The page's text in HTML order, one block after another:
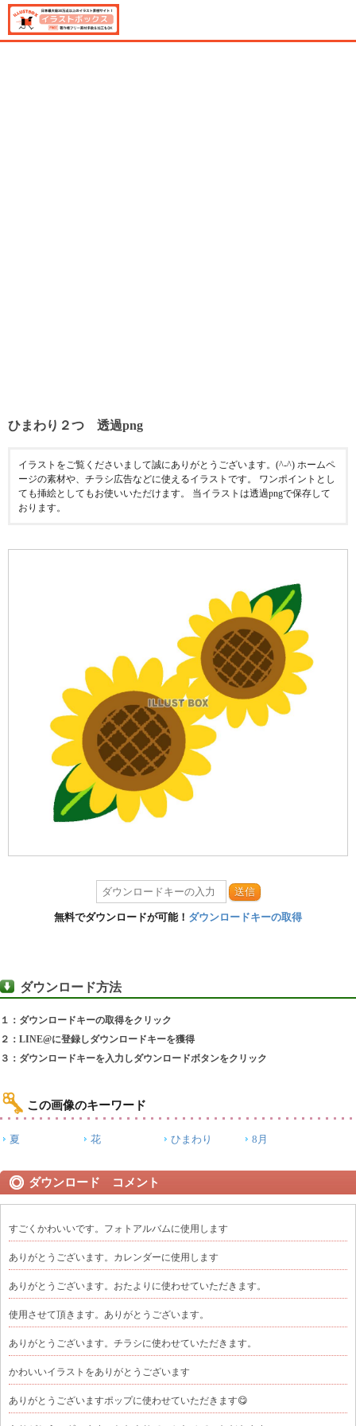
ひまわり２つ 透過png
イラストをご覧くださいまして誠にありがとうございます。(^-^) ホームペ
ージの素材や、チラシ広告などに使えるイラストです。 ワンポイントとし
ても挿絵としてもお使いいただけます。 当イラストは透過pngで保存して
おります。
送信
無料でダウンロードが可能！ ダウンロードキーの取得
ダウンロード方法
１：ダウンロードキーの取得をクリック
２：LINE@に登録しダウンロードキーを獲得
３：ダウンロードキーを入力しダウンロードボタンをクリック
この画像のキーワード
夏 花 ひまわり 8月
ダウンロード コメント
すごくかわいいです。フォトアルバムに使用します
ありがとうございます。カレンダーに使用します
ありがとうございます。おたよりに使わせていただきます。
使用させて頂きます。ありがとうございます。
ありがとうございます。チラシに使わせていただきます。
かわいいイラストをありがとうございます
ありがとうございますポップに使わせていただきます😋